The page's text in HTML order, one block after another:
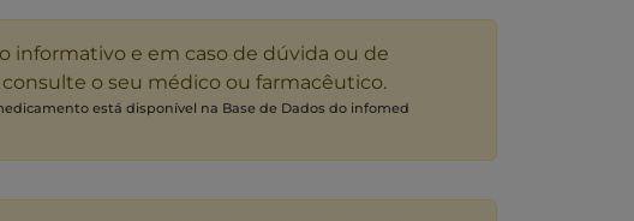
informativo e em caso de dúvida ou de
o seu médico ou farmacêutico.
está disponível na Base de Dados do infomed